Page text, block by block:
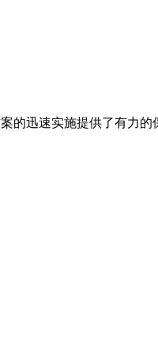
的迅速实施提供了有力的